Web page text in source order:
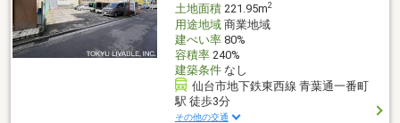
土地面積221.95m2
用途地域商業地域
建ぺい率80%
容積率240%
建築条件なし
仙台市地下鉄東西線 青葉通一番町
駅 徒歩3分
その他の交通